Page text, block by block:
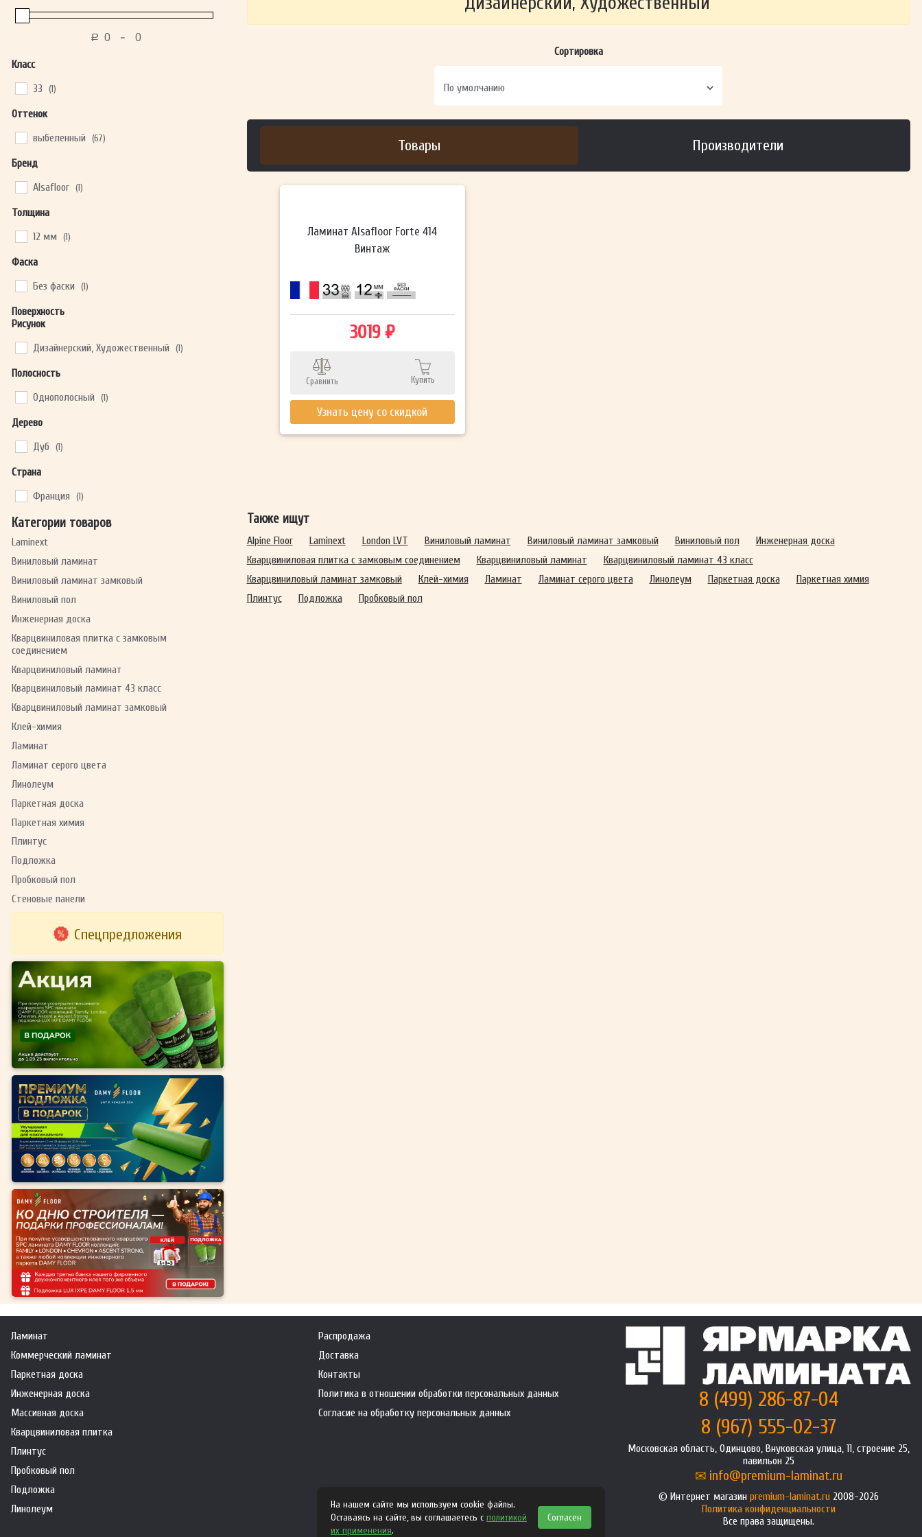
ОТПРАВИТЬ
Р -
Класс
33 (1)
Оттенок
выбеленный (67)
Бренд
Alsafloor (1)
Толщина
12 мм (1)
Фаска
Без фаски (1)
Поверхность
Рисунок
Дизайнерский, Художественный (1)
Полосность
Однополосный (1)
Дерево
Дуб (1)
Страна
Франция (1)
Категории товаров
Laminext
Виниловый ламинат
Виниловый ламинат замковый
Виниловый пол
Инженерная доска
Кварцвиниловая плитка с замковым
соединением
Кварцвиниловый ламинат
Кварцвиниловый ламинат 43 класс
Кварцвиниловый ламинат замковый
Клей-химия
Ламинат
Ламинат серого цвета
Линолеум
Паркетная доска
Паркетная химия
Плинтус
Подложка
Пробковый пол
Стеновые панели
Спецпредложения
Сортировка
Товары Производители
Ламинат Alsafloor Forte 414
Винтаж
3019 ₽
Сравнить Купить
Узнать цену со скидкой
Также ищут
Alpine Floor Laminext London LVT Виниловый ламинат Виниловый ламинат замковый Виниловый пол
Инженерная доска
Кварцвиниловая плитка с замковым соединением
Кварцвиниловый ламинат
Кварцвиниловый ламинат 43 класс
Кварцвиниловый ламинат замковый
Клей-химия Ламинат Ламинат серого цвета Линолеум Паркетная доска
Паркетная химия
Плинтус
Подложка Пробковый пол
Ламинат
Коммерческий ламинат
Паркетная доска
Инженерная доска
Массивная доска
Кварцвиниловая плитка
Плинтус
Пробковый пол
Подложка
Линолеум
Распродажа
Доставка
Контакты
Политика в отношении обработки персональных данных
Согласие на обработку персональных данных
8 (499) 286-87-04
8 (967) 555-02-37
Московская область, Одинцово, Внуковская улица, 11, строение 25,
павильон 25
info@premium-laminat.ru
Интернет магазин premium-laminat.ru2008-2026
Политика конфиденциальности
Все права защищены.
На нашем сайте мы используем cookie файлы.
Оставаясь на сайте, вы соглашаетесь с политикой
их применения.
Согласен